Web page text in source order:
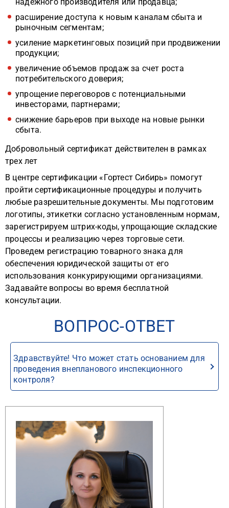
расширение доступа к новым каналам сбыта и
рыночным сегментам;
усиление маркетинговых позиций при продвижении
продукции;
увеличение объемов продаж за счет роста
потребительского доверия;
упрощение переговоров с потенциальными
инвесторами, партнерами;
снижение барьеров при выходе на новые рынки
сбыта.
Добровольный сертификат действителен в рамках
трех лет
В центре сертификации «Гортест Сибирь» помогут
пройти сертификационные процедуры и получить
любые разрешительные документы. Мы подготовим
логотипы, этикетки согласно установленным нормам,
зарегистрируем штрих-коды, упрощающие складские
процессы и реализацию через торговые сети.
Проведем регистрацию товарного знака для
обеспечения юридической защиты от его
использования конкурирующими организациями.
Задавайте вопросы во время бесплатной
консультации.
ВОПРОС-ОТВЕТ
Здравствуйте! Что может стать основанием для
проведения внепланового инспекционного
контроля?